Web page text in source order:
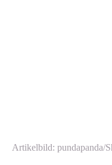
Artikelbild: pundapanda/